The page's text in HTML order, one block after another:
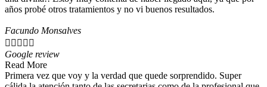
años probé otros tratamientos y no vi buenos resultados.
Facundo Monsalves
    
Google review
Read More
Primera vez que voy y la verdad que quede sorprendido. Super